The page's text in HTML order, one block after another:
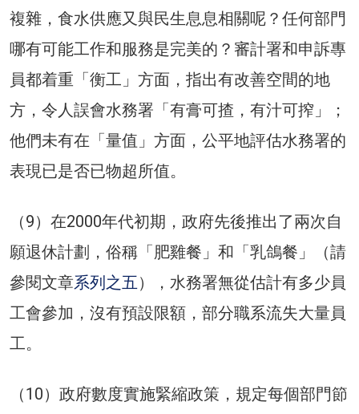
複雜，食水供應又與民生息息相關呢？任何部門
哪有可能工作和服務是完美的？審計署和申訴專
員都着重「衡工」方面，指出有改善空間的地
方，令人誤會水務署「有膏可揸，有汁可搾」；
他們未有在「量值」方面，公平地評估水務署的
表現已是否已物超所值。
（9）在2000年代初期，政府先後推出了兩次自
願退休計劃，俗稱「肥雞餐」和「乳鴿餐」（請
參閱文章系列之五），水務署無從估計有多少員
工會參加，沒有預設限額，部分職系流失大量員
工。
（10）政府數度實施緊縮政策，規定每個部門節